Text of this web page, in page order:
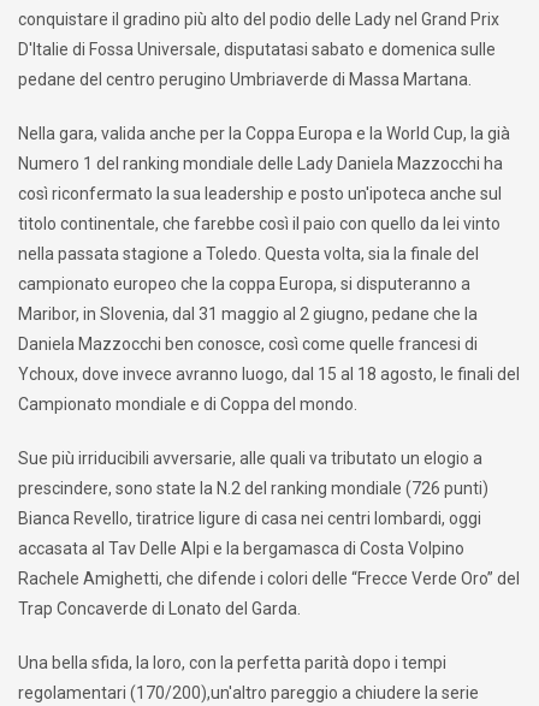
conquistare il gradino più alto del podio delle Lady nel Grand Prix
D'Italie di Fossa Universale, disputatasi sabato e domenica sulle
pedane del centro perugino Umbriaverde di Massa Martana.
Nella gara, valida anche per la Coppa Europa e la World Cup, la già
Numero 1 del ranking mondiale delle Lady Daniela Mazzocchi ha
così riconfermato la sua leadership e posto un'ipoteca anche sul
titolo continentale, che farebbe così il paio con quello da lei vinto
nella passata stagione a Toledo. Questa volta, sia la finale del
campionato europeo che la coppa Europa, si disputeranno a
Maribor, in Slovenia, dal 31 maggio al 2 giugno, pedane che la
Daniela Mazzocchi ben conosce, così come quelle francesi di
Ychoux, dove invece avranno luogo, dal 15 al 18 agosto, le finali del
Campionato mondiale e di Coppa del mondo.
Sue più irriducibili avversarie, alle quali va tributato un elogio a
prescindere, sono state la N.2 del ranking mondiale (726 punti)
Bianca Revello, tiratrice ligure di casa nei centri lombardi, oggi
accasata al Tav Delle Alpi e la bergamasca di Costa Volpino
Rachele Amighetti, che difende i colori delle “Frecce Verde Oro” del
Trap Concaverde di Lonato del Garda.
Una bella sfida, la loro, con la perfetta parità dopo i tempi
regolamentari (170/200),un'altro pareggio a chiudere la serie